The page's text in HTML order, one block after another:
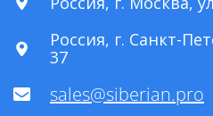
Россия, г. Санкт-
37
sales@siberian.pro